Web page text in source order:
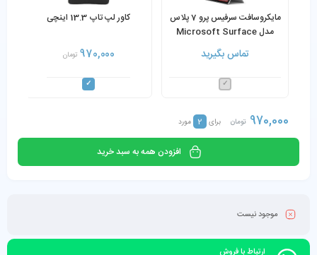
مایکروسافت سرفیس پرو 7 پلاس
مدل Microsoft Surface
Pro 7 Plus Core i5-1135G7
8GB 256GB SSD به همراهتماس بگیرید
کاور لپ تاپ 13.3 اینچی
970,000 تومان
970,000 تومان برای 2 مورد
افزودن همه به سبد خرید
موجود نیست
ارتباط با فروش